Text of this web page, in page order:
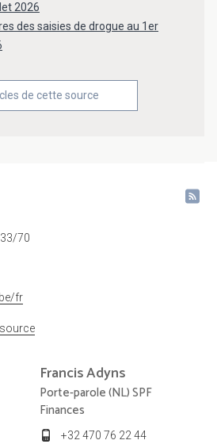
2026
des saisies de drogue au 1er
de cette source
70
fr
FrancisAdyns
Porte-parole (NL) SPF
Finances
+32 470 76 22 44